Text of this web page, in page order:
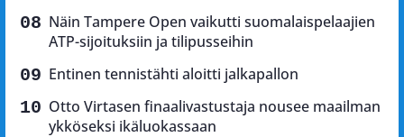
Näin Tampere Open vaikutti suomalaispelaajien
ATP-sijoituksiin ja tilipusseihin
Entinen tennistähti aloitti jalkapallon
Otto Virtasen finaalivastustaja nousee maailman
ykköseksi ikäluokassaan